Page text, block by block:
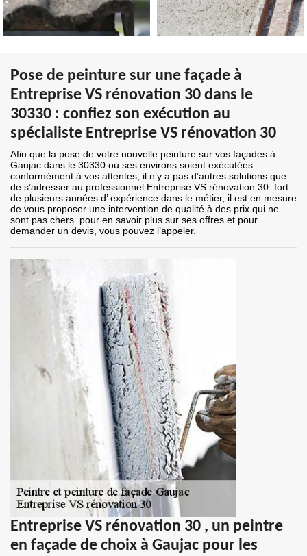
Pose de peinture sur une façade à
Entreprise VS rénovation 30 dans le
30330 : confiez son exécution au
spécialiste Entreprise VS rénovation 30
Afin que la pose de votre nouvelle peinture sur vos façades à
Gaujac dans le 30330 ou ses environs soient exécutées
conformément à vos attentes, il n’y a pas d’autres solutions que
de s’adresser au professionnel Entreprise VS rénovation 30. fort
de plusieurs années d’ expérience dans le métier, il est en mesure
de vous proposer une intervention de qualité à des prix qui ne
sont pas chers. pour en savoir plus sur ses offres et pour
demander un devis, vous pouvez l’appeler.
Entreprise VS rénovation 30 , un peintre
en façade de choix à Gaujac pour les